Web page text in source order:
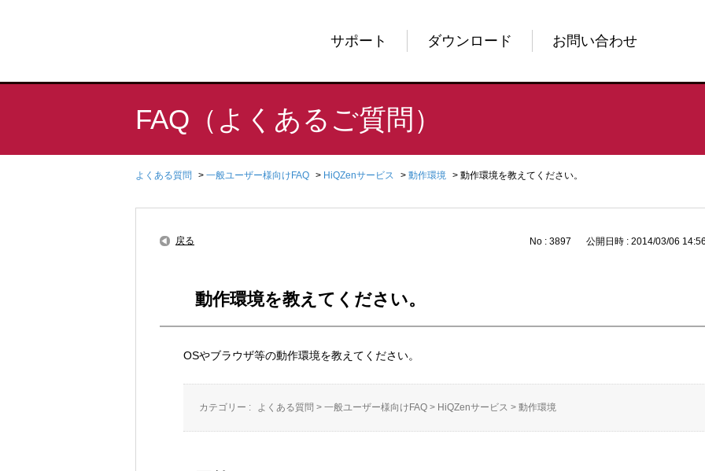
サポート ダウンロード お問い合わせ
FAQ（よくあるご質問）
よくある質問 > 一般ユーザー様向けFAQ > HiQZenサービス > 動作環境 > 動作環境を教えてください。
戻る No : 3897 公開日時 : 2014/03/06
動作環境を教えてください。
OSやブラウザ等の動作環境を教えてください。
カテゴリー : よくある質問 > 一般ユーザー様向けFAQ > HiQZenサービス > 動作環境